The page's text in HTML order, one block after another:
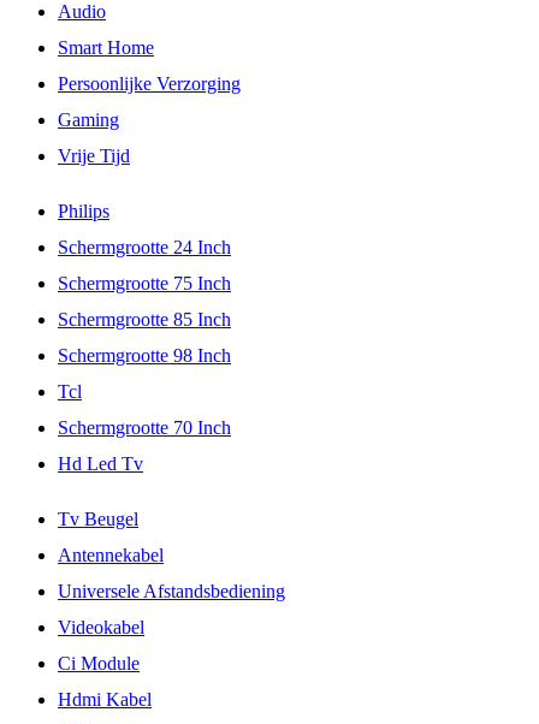
Audio
Smart Home
Persoonlijke Verzorging
Gaming
Vrije Tijd
Philips
Schermgrootte 24 Inch
Schermgrootte 75 Inch
Schermgrootte 85 Inch
Schermgrootte 98 Inch
Tcl
Schermgrootte 70 Inch
Hd Led Tv
Tv Beugel
Antennekabel
Universele Afstandsbediening
Videokabel
Ci Module
Hdmi Kabel